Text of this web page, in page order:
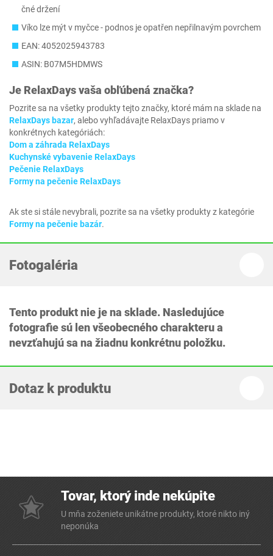
čné držení
Víko lze mýt v myčce - podnos je opatřen nepřilnavým povrchem
EAN: 4052025943783
ASIN: B07M5HDMWS
Je RelaxDaysvaša obľúbená značka?
Pozrite sa na všetky produkty tejto značky, ktoré mám na sklade na
RelaxDays bazar, alebo vyhľadávajte RelaxDays priamo v
konkrétnych kategóriách:
Dom a záhrada RelaxDays
Kuchynské vybavenie RelaxDays
Pečenie RelaxDays
Formy na pečenie RelaxDays
Ak ste si stále nevybrali, pozrite sa na všetky produkty z kategórie
Formy na pečenie bazár.
Fotogaléria
Tento produkt nie je na sklade. Nasledujúce
fotografie sú len všeobecného charakteru a
nevzťahujú sa na žiadnu konkrétnu položku.
Dotaz k produktu
Tovar, ktorý inde nekúpite
U mňa zoženiete unikátne produkty, ktoré nikto iný
neponúka